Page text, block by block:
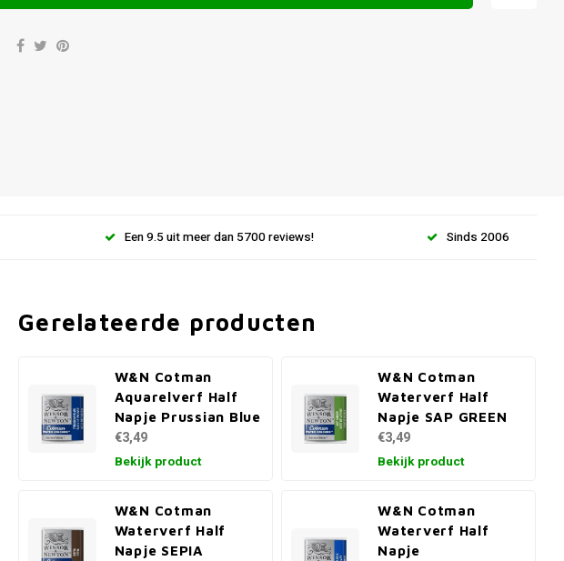
Een 9.5 uit meer dan 5700 reviews! Sinds 2006
Gerelateerde producten
W&N Cotman
Aquarelverf Half
Napje Prussian Blue
€3,49
Bekijk product
W&N Cotman
Waterverf Half
Napje SAP GREEN
€3,49
Bekijk product
W&N Cotman
Waterverf Half
Napje SEPIA
W&N Cotman
Waterverf Half
Napje